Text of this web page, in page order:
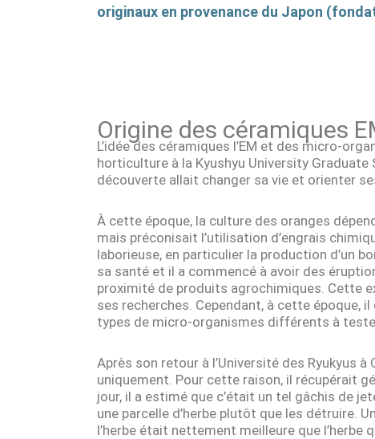
originaux en provenance du Japon
Origine des céramiques
L’idée des céramiques l’EM et des micro-
horticulture à la Kyushyu University
découverte allait changer sa vie et orienter
À cette époque, la culture des oranges
mais préconisait l’utilisation d’engrais
laborieuse, en particulier la production d’un
sa santé et il a commencé à avoir des
proximité de produits agrochimiques. Cette
ses recherches. Cependant, à cette époque,
types de micro-organismes différents à
Après son retour à l’Université des Ryukyus
uniquement. Pour cette raison, il récupérait
jour, il a estimé que c’était un tel gâchis de
une parcelle d’herbe plutôt que les détruire.
l’herbe était nettement meilleure que l’herbe